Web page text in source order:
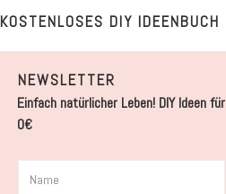
KOSTENLOSES DIY IDEENBUCH
NEWSLETTER
Einfach natürlicher Leben! DIY Ideen für
0€